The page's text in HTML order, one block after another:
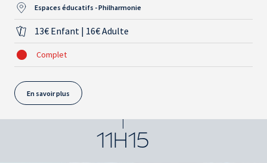
Espaces éducatifs - Philharmonie
13€ Enfant | 16€ Adulte
Complet
En savoir plus
11H15